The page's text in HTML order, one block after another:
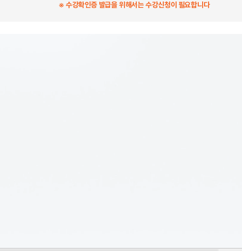
※ 수강확인증 발급을 위해서는 수강신청이 필요합니다